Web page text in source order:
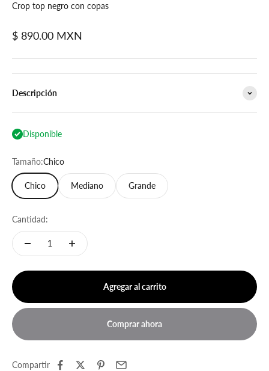
Crop top negro con copas
Precio de oferta
$ 890.00 MXN
Descripción
Disponible
Tamaño:Chico
Chico Mediano Grande
Cantidad:
Agregar al carrito
Comprar ahora
Compartir